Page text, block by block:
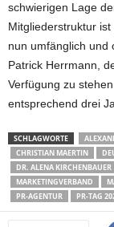
schwierigen Lage
Mitgliederstruktur
nun umfänglich und
Patrick Herrmann,
Verfügung zu
entsprechend drei
SCHLAGWORTE
CHRISTIAN MAERTIN
DR. ALENA KIRCHENBAUER
MARKETINGVERBAND
PR-AGENTUR
PR-TAG